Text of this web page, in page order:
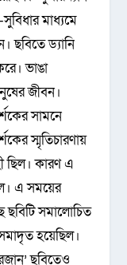
মাধ্যমে
ছবিতে ড্যানি
ভাঙা
জীবন।
সামনে
স্মৃতিচারণায়
ছিল। কারণ এ
এ সময়ের
ছবিটি সমালোচিত
হয়েছিল।
ছবিতেও